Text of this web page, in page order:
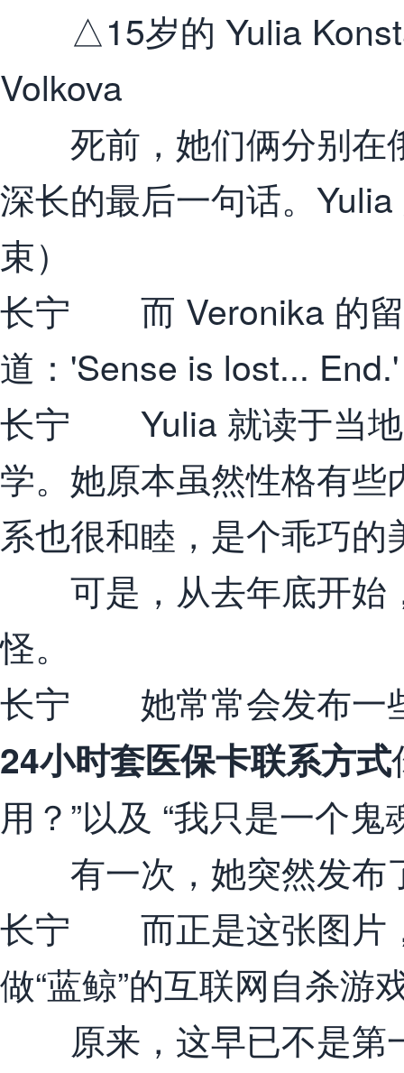
△15岁的 Yulia
Volkova
死前，她们俩分别在
深长的最后一句话。
束）
长宁 而 Veronika 的留
道：'Sense is lost...
长宁 Yulia 就读于当地
学。她原本虽然性格有
系也很和睦，是个乖巧的
可是，从去年底开始
怪。
长宁 她常常会发布一
24小时套医保卡联系方式
用？”以及 “我只是一个鬼
有一次，她突然发布
长宁 而正是这张图片
做“蓝鲸”的互联网自杀游
原来，这早已不是第